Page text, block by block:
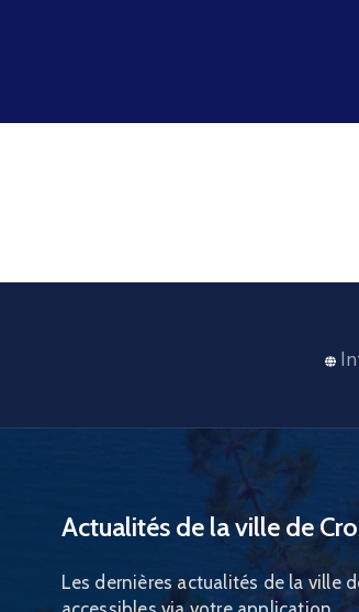
Actualités de la ville de
Les dernières actualités de la ville